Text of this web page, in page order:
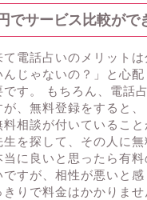
でサービス比較がで
電話占いのメリットは
んじゃないの？」と心
す。 もちろん、電話
、無料登録をすると、
相談が付いていること
生を探して、その人に
当に良いと思ったら有
すが、相性が悪いと
りで料金はかかりま